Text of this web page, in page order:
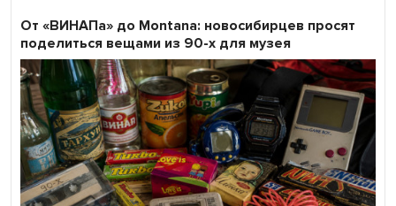
От «ВИНАПа» до Montana: новосибирцев просят
поделиться вещами из 90-х для музея